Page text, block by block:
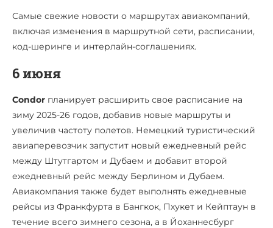
Самые свежие новости о маршрутах авиакомпаний,
включая изменения в маршрутной сети, расписании,
код-шеринге и интерлайн-соглашениях.
6 июня
Condor планирует расширить свое расписание на
зиму 2025-26 годов, добавив новые маршруты и
увеличив частоту полетов. Немецкий туристический
авиаперевозчик запустит новый ежедневный рейс
между Штутгартом и Дубаем и добавит второй
ежедневный рейс между Берлином и Дубаем.
Авиакомпания также будет выполнять ежедневные
рейсы из Франкфурта в Бангкок, Пхукет и Кейптаун в
течение всего зимнего сезона, а в Йоханнесбург